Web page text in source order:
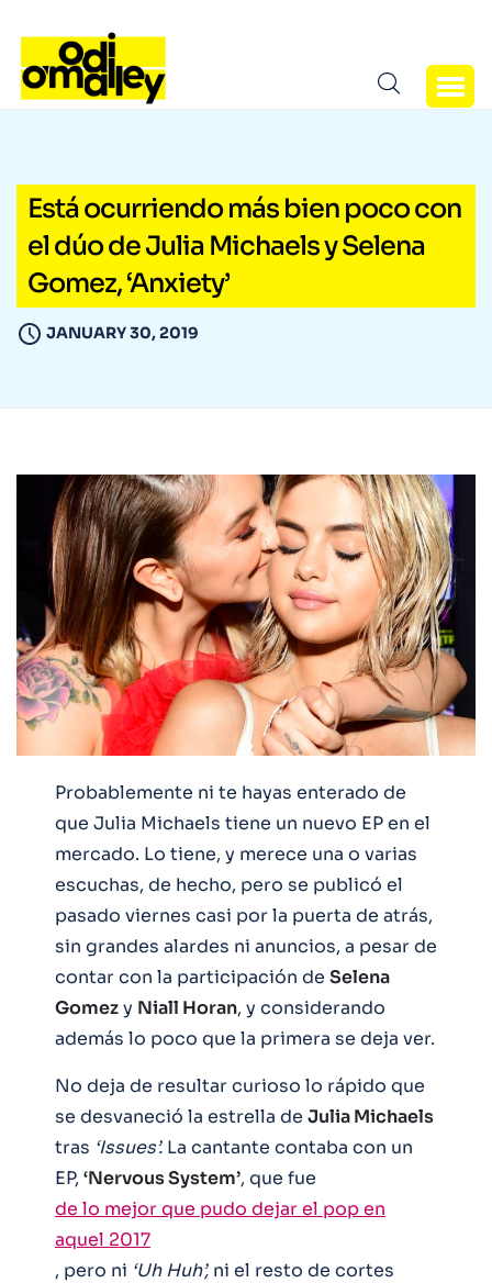
Está ocurriendo más bien poco con
el dúo de Julia Michaels y Selena
Gomez, ‘Anxiety’
JANUARY 30, 2019
Probablemente ni te hayas enterado de
que Julia Michaels tiene un nuevo EP en el
mercado. Lo tiene, y merece una o varias
escuchas, de hecho, pero se publicó el
pasado viernes casi por la puerta de atrás,
sin grandes alardes ni anuncios, a pesar de
contar con la participación de Selena
Gomezy Niall Horan, y considerando
además lo poco que la primera se deja ver.
No deja de resultar curioso lo rápido que
se desvaneció la estrella de Julia Michaels
tras ‘Issues’. La cantante contaba con un
EP, ‘Nervous System’, que fue
de lo mejor que pudo dejar el pop en
aquel 2017
, pero ni ‘Uh Huh’, ni el resto de cortes